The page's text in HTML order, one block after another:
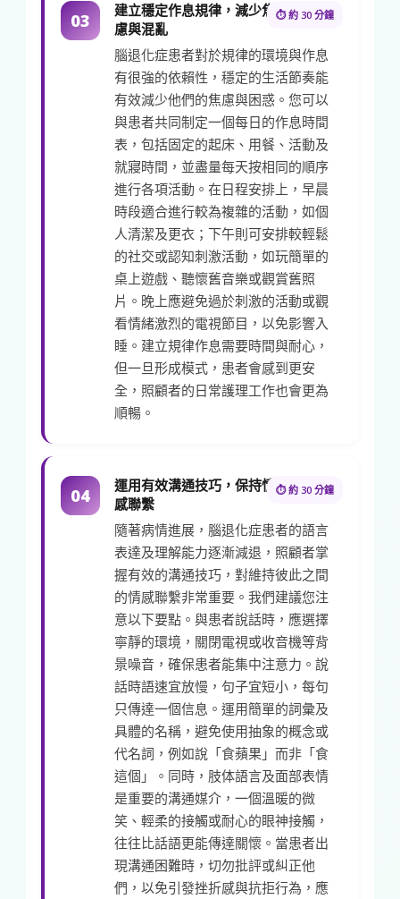
03 ⏱ 約 30 分鐘
建立穩定作息規律，減少焦
慮與混亂
腦退化症患者對於規律的環境與作息
有很強的依賴性，穩定的生活節奏能
有效減少他們的焦慮與困惑。您可以
與患者共同制定一個每日的作息時間
表，包括固定的起床、用餐、活動及
就寢時間，並盡量每天按相同的順序
進行各項活動。在日程安排上，早晨
時段適合進行較為複雜的活動，如個
人清潔及更衣；下午則可安排較輕鬆
的社交或認知刺激活動，如玩簡單的
桌上遊戲、聽懷舊音樂或觀賞舊照
片。晚上應避免過於刺激的活動或觀
看情緒激烈的電視節目，以免影響入
睡。建立規律作息需要時間與耐心，
但一旦形成模式，患者會感到更安
全，照顧者的日常護理工作也會更為
順暢。
04 ⏱ 約 30 分鐘
運用有效溝通技巧，保持情
感聯繫
隨著病情進展，腦退化症患者的語言
表達及理解能力逐漸減退，照顧者掌
握有效的溝通技巧，對維持彼此之間
的情感聯繫非常重要。我們建議您注
意以下要點。與患者說話時，應選擇
寧靜的環境，關閉電視或收音機等背
景噪音，確保患者能集中注意力。說
話時語速宜放慢，句子宜短小，每句
只傳達一個信息。運用簡單的詞彙及
具體的名稱，避免使用抽象的概念或
代名詞，例如說「食蘋果」而非「食
這個」。同時，肢体語言及面部表情
是重要的溝通媒介，一個溫暖的微
笑、輕柔的接觸或耐心的眼神接觸，
往往比話語更能傳達關懷。當患者出
現溝通困難時，切勿批評或糾正他
們，以免引發挫折感與抗拒行為，應